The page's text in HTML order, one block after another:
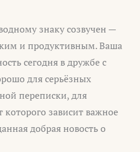
знаку созвучен —
и продуктивным. Ваша
сегодня в дружбе с
для серьёзных
переписки, для
которого зависит важное
добрая новость о